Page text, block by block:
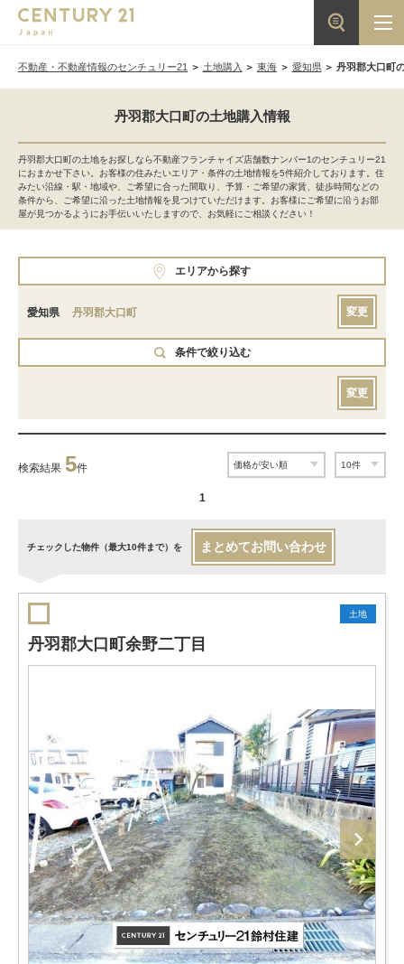
不動産・不動産情報のセンチュリー21 土地購入 東海 愛知県 丹羽郡大口町
丹羽郡大口町の土地購入情報
丹羽郡大口町の土地をお探しなら不動産フランチャイズ店舗数ナンバー1のセンチュリー21
におまかせ下さい。お客様の住みたいエリア・条件の土地情報を5件紹介しております。住
みたい沿線・駅・地域や、ご希望に合った間取り、予算・ご希望の家賃、徒歩時間などの
条件から、ご希望に沿った土地情報を見つけていただけます。お客様にご希望に沿うお部
屋が見つかるようにお手伝いいたしますので、お気軽にご相談ください！
エリアから探す
愛知県 丹羽郡大口町 変更
条件で絞り込む
変更
検索結果 5件
1
チェックした物件（最大10件まで）を まとめてお問い合わせ
土地
丹羽郡大口町余野二丁目